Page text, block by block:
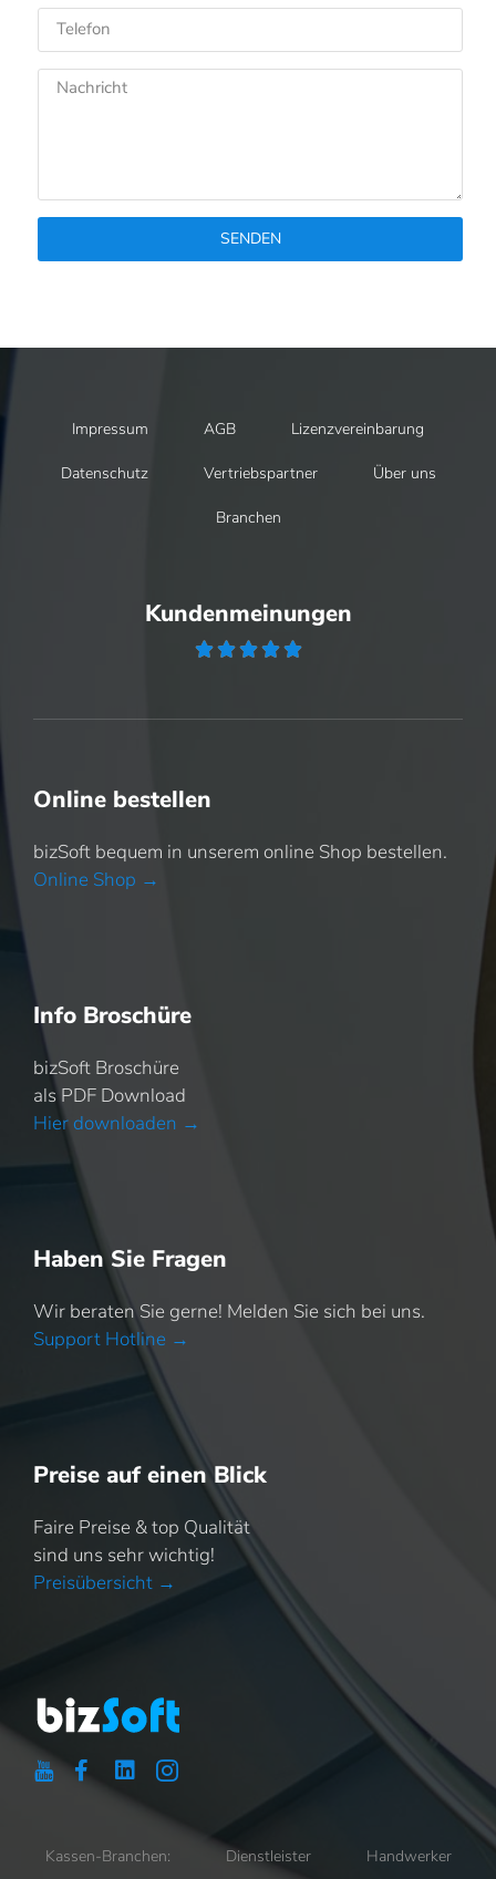
SENDEN
Impressum AGB Lizenzvereinbarung
Datenschutz Vertriebspartner Über uns
Branchen
Kundenmeinungen
    
Online bestellen
bizSoft bequem in unserem online Shop bestellen.
Online Shop →
Info Broschüre
bizSoft Broschüre
als PDF Download
Hier downloaden →
Haben Sie Fragen
Wir beraten Sie gerne! Melden Sie sich bei uns.
Support Hotline →
Preise auf einen Blick
Faire Preise & top Qualität
sind uns sehr wichtig!
Preisübersicht →
Kassen-Branchen: Dienstleister Handwerker